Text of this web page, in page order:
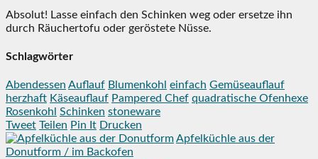
Absolut! Lasse einfach den Schinken weg oder ersetze ihn
durch Räuchertofu oder geröstete Nüsse.
Schlagwörter
Abendessen Auflauf Blumenkohl einfach Gemüseauflauf
herzhaft Käseauflauf Pampered Chef quadratische Ofenhexe
Rosenkohl Schinken stoneware
Tweet Teilen Pin It Drucken
Apfelküchle aus der
Donutform / im Backofen